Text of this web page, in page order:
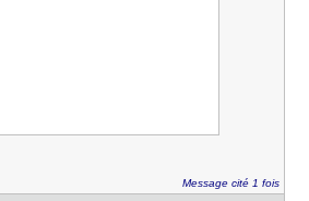
Message cité 1 fois